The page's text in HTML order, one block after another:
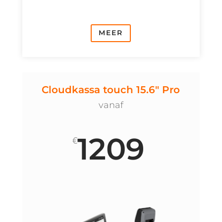
MEER
Cloudkassa touch 15.6" Pro
vanaf
€1209